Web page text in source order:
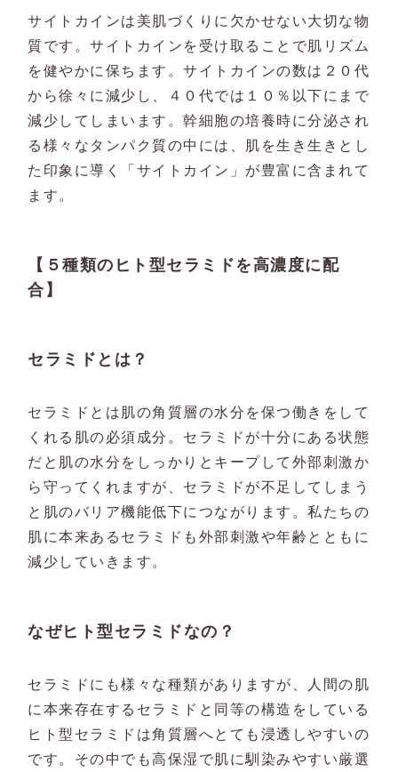
サイトカインは美肌づくりに欠かせない大切な物
質です。サイトカインを受け取ることで肌リズム
を健やかに保ちます。サイトカインの数は２０代
から徐々に減少し、４０代では１０％以下にまで
減少してしまいます。幹細胞の培養時に分泌され
る様々なタンパク質の中には、肌を生き生きとし
た印象に導く「サイトカイン」が豊富に含まれて
ます。
【５種類のヒト型セラミドを高濃度に配
合】
セラミドとは？
セラミドとは肌の角質層の水分を保つ働きをして
くれる肌の必須成分。セラミドが十分にある状態
だと肌の水分をしっかりとキープして外部刺激か
ら守ってくれますが、セラミドが不足してしまう
と肌のバリア機能低下につながります。私たちの
肌に本来あるセラミドも外部刺激や年齢とともに
減少していきます。
なぜヒト型セラミドなの？
セラミドにも様々な種類がありますが、人間の肌
に本来存在するセラミドと同等の構造をしている
ヒト型セラミドは角質層へとても浸透しやすいの
です。その中でも高保湿で肌に馴染みやすい厳選